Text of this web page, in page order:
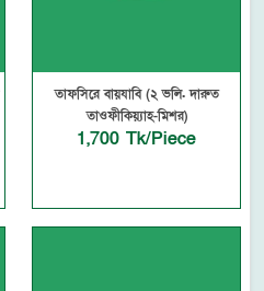
তাফসিরে বায়যাবি (২ ভলি. দারুত
তাওফীকিয়্যাহ-মিশর)
1,700 Tk/Piece